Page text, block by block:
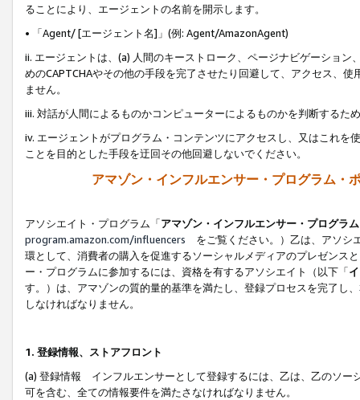
ることにより、エージェントの名前を開示します。
• 「Agent/ [エージェント名]」(例: Agent/AmazonAgent)
ii. エージェントは、(a) 人間のキーストローク、ページナビゲーショ
めのCAPTCHAやその他の手段を完了させたり回避して、アクセス、
ません。
iii. 対話が人間によるものかコンピューターによるものかを判断するた
iv. エージェントがプログラム・コンテンツにアクセスし、又はこれ
ことを目的とした手段を迂回その他回避しないでください。
アマゾン・インフルエンサー・プログラム・
アソシエイト・プログラム「アマゾン・インフルエンサー・プログラム
program.amazon.com/influencers をご覧ください。）乙は、アソシ
環として、消費者の購入を促進するソーシャルメディアのプレゼンス
ー・プログラムに参加するには、資格を有するアソシエイト（以下「
す。）は、アマゾンの質的量的基準を満たし、登録プロセスを完了し、
しなければなりません。
1. 登録情報、ストアフロント
(a) 登録情報 インフルエンサーとして登録するには、乙は、乙のソー
可を含む、全ての情報要件を満たさなければなりません。